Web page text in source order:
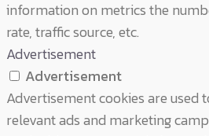
information on metrics the
rate, traffic source, etc.
Advertisement
Advertisement
Advertisement cookies are used
relevant ads and marketing